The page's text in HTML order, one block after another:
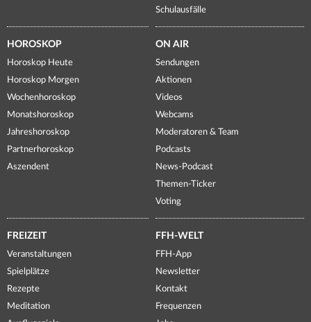
Schulausfälle
HOROSKOP
Horoskop Heute
Horoskop Morgen
Wochenhoroskop
Monatshoroskop
Jahreshoroskop
Partnerhoroskop
Aszendent
ON AIR
Sendungen
Aktionen
Videos
Webcams
Moderatoren & Team
Podcasts
News-Podcast
Themen-Ticker
Voting
FREIZEIT
Veranstaltungen
Spielplätze
Rezepte
Meditation
FFH-WELT
FFH-App
Newsletter
Kontakt
Frequenzen